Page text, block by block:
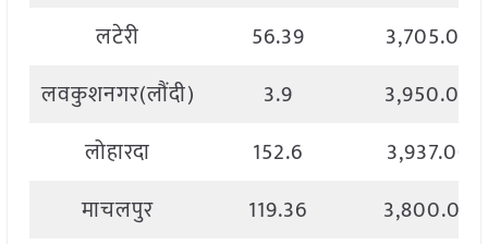
लटेरी 56.39
3,705.00
लवकुशनगर(लौंदी)
3.9
3,950.00
लोहारदा
152.6
3,937.00
माचलपुर
119.36
3,800.00